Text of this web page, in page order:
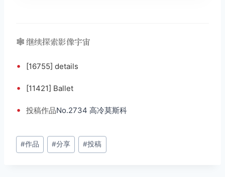
🕸️ 继续探索影像宇宙
• [16755] details
• [11421] Ballet
• 投稿作品No.2734 高冷莫斯科
文
章
#作品 #分享 #投稿